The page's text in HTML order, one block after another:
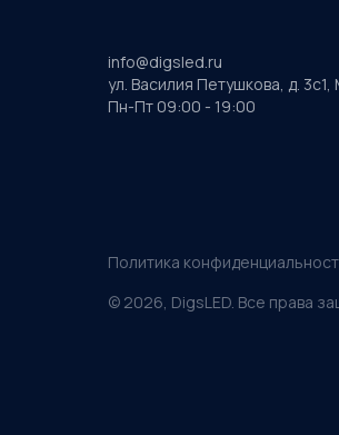
info@digsled.ru
ул. Василия Петушкова, д. 3с1,
Пн-Пт 09:00 - 19:00
Политика
© 2026, DigsLED. Все права